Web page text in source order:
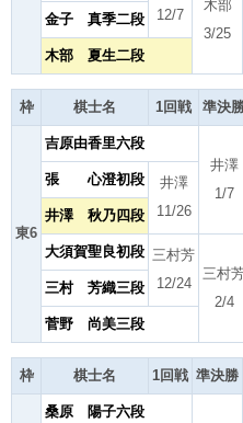
12/7
木部
3/25
金子 真季二段
木部 夏生二段
枠 棋士名 1回戦 準決
東6
吉原由香里六段
井澤
1/7
張 心澄初段
井澤
11/26
井澤 秋乃四段
大須賀聖良初段 三村芳
12/24
三村
2/4
三村 芳織三段
菅野 尚美三段
枠 棋士名 1回戦 準決勝
桑原 陽子六段